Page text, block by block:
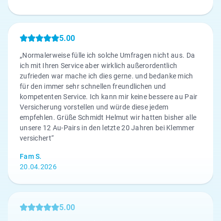
5.00
„Normalerweise fülle ich solche Umfragen nicht aus. Da
ich mit Ihren Service aber wirklich außerordentlich
zufrieden war mache ich dies gerne. und bedanke mich
für den immer sehr schnellen freundlichen und
kompetenten Service. Ich kann mir keine bessere au Pair
Versicherung vorstellen und würde diese jedem
empfehlen. Grüße Schmidt Helmut wir hatten bisher alle
unsere 12 Au-Pairs in den letzte 20 Jahren bei Klemmer
versichert“
Fam S.
20.04.2026
5.00